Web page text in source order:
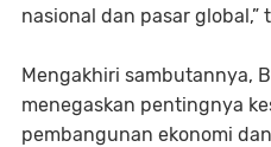
nasional dan pasar global,”
Mengakhiri sambutannya,
menegaskan pentingnya
pembangunan ekonomi